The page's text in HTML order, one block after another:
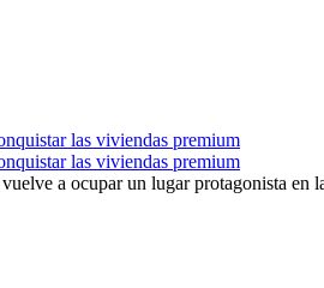
las viviendas premium
las viviendas premium
a ocupar un lugar protagonista en